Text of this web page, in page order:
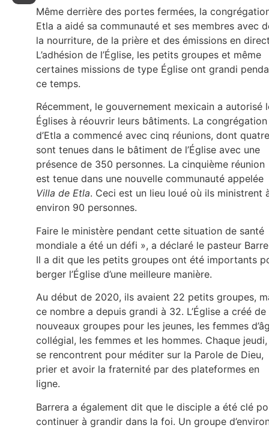
Même derrière des portes fermées, la
Etla a aidé sa communauté et ses membres avec
la nourriture, de la prière et des émissions en
L’adhésion de l’Église, les petits groupes et même
certaines missions de type Église ont grandi
ce temps.
Récemment, le gouvernement mexicain a autorisé
Églises à réouvrir leurs bâtiments. La congrégation
d’Etla a commencé avec cinq réunions, dont quatre
sont tenues dans le bâtiment de l’Église avec une
présence de 350 personnes. La cinquième réunion
est tenue dans une nouvelle communauté appelée
Villa de Etla. Ceci est un lieu loué où ils ministrent
environ 90 personnes.
Faire le ministère pendant cette situation de santé
mondiale a été un défi », a déclaré le pasteur
Il a dit que les petits groupes ont été importants
berger l’Église d’une meilleure manière.
Au début de 2020, ils avaient 22 petits groupes,
ce nombre a depuis grandi à 32. L’Église a créé de
nouveaux groupes pour les jeunes, les femmes
collégial, les femmes et les hommes. Chaque
se rencontrent pour méditer sur la Parole de Dieu,
prier et avoir la fraternité par des plateformes en
ligne.
Barrera a également dit que le disciple a été clé
continuer à grandir dans la foi. Un groupe